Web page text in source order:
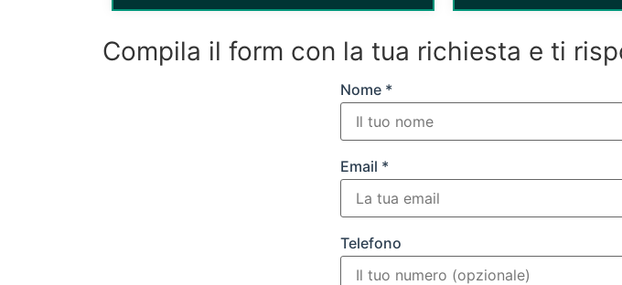
Compila il form con la tua richiesta e ti
Nome *
Email *
Telefono